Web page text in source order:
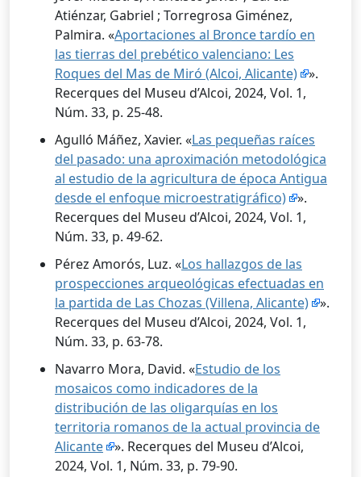
Atiénzar, Gabriel ; Torregrosa Giménez,
Palmira. «Aportaciones al Bronce tardío en
las tierras del prebético valenciano: Les
Roques del Mas de Miró (Alcoi, Alicante)
».
Recerques del Museu d’Alcoi, 2024, Vol. 1,
Núm. 33, p. 25-48.
Agulló Máñez, Xavier. «Las pequeñas raíces
del pasado: una aproximación metodológica
al estudio de la agricultura de época Antigua
desde el enfoque microestratigráfico)
».
Recerques del Museu d’Alcoi, 2024, Vol. 1,
Núm. 33, p. 49-62.
Pérez Amorós, Luz. «Los hallazgos de las
prospecciones arqueológicas efectuadas en
la partida de Las Chozas (Villena, Alicante)
».
Recerques del Museu d’Alcoi, 2024, Vol. 1,
Núm. 33, p. 63-78.
Navarro Mora, David. «Estudio de los
mosaicos como indicadores de la
distribución de las oligarquías en los
territoria romanos de la actual provincia de
Alicante
». Recerques del Museu d’Alcoi,
2024, Vol. 1, Núm. 33, p. 79-90.